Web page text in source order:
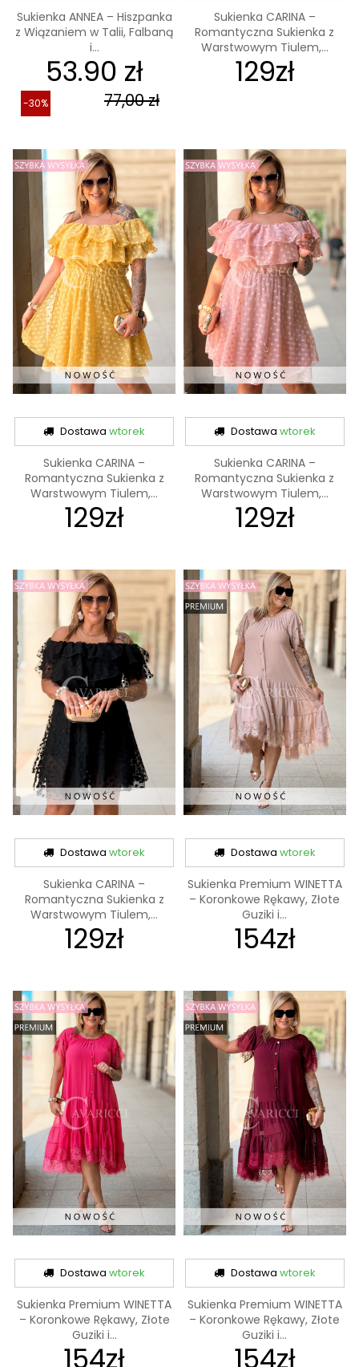
Sukienka ANNEA – Hiszpanka
z Wiązaniem w Talii, Falbaną
i...
53.90 zł
77,00 zł
-30%
Sukienka CARINA –
Romantyczna Sukienka z
Warstwowym Tiulem,...
129zł
Dostawawtorek
Sukienka CARINA –
Romantyczna Sukienka z
Warstwowym Tiulem,...
129zł
Dostawa wtorek
Sukienka CARINA –
Romantyczna Sukienka z
Warstwowym Tiulem,...
129zł
Dostawawtorek
Sukienka CARINA –
Romantyczna Sukienka z
Warstwowym Tiulem,...
129zł
Dostawa wtorek
Sukienka Premium WINETTA
– Koronkowe Rękawy, Złote
Guziki i...
154zł
Dostawawtorek
Sukienka Premium WINETTA
– Koronkowe Rękawy, Złote
Guziki i...
154zł
Dostawa wtorek
Sukienka Premium WINETTA
– Koronkowe Rękawy, Złote
Guziki i...
154zł